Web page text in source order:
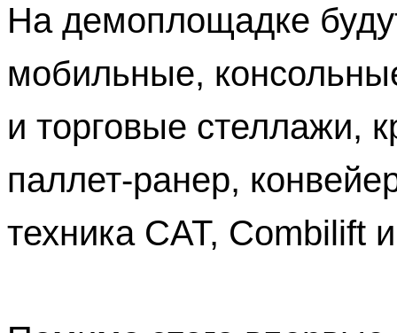
На демоплощадке
мобильные,
и торговые стеллажи,
паллет-ранер,
техника CAT, Combilift